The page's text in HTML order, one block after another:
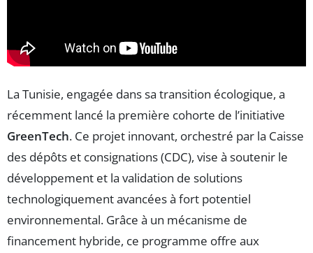
La Tunisie, engagée dans sa transition écologique, a
récemment lancé la première cohorte de l’initiative
GreenTech. Ce projet innovant, orchestré par la Caisse
des dépôts et consignations (CDC), vise à soutenir le
développement et la validation de solutions
technologiquement avancées à fort potentiel
environnemental. Grâce à un mécanisme de
financement hybride, ce programme offre aux